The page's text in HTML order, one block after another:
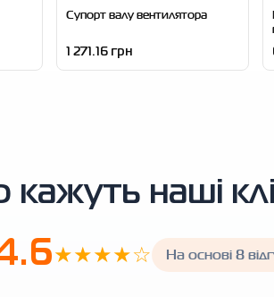
Супорт валу вентилятора
1 271.16 грн
наші
★★★★☆ На основі 8